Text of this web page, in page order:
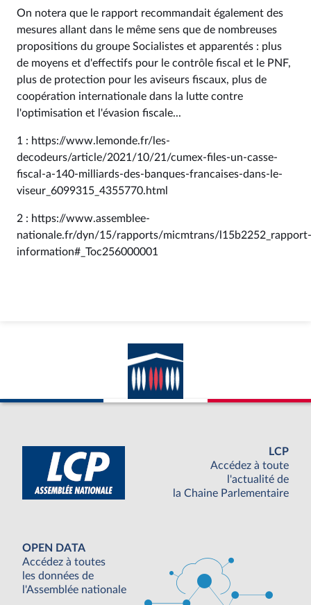
On notera que le rapport recommandait également des
mesures allant dans le même sens que de nombreuses
propositions du groupe Socialistes et apparentés : plus
de moyens et d'effectifs pour le contrôle fiscal et le PNF,
plus de protection pour les aviseurs fiscaux, plus de
coopération internationale dans la lutte contre
l'optimisation et l'évasion fiscale...
1 : https://www.lemonde.fr/les-
decodeurs/article/2021/10/21/cumex-files-un-casse-
fiscal-a-140-milliards-des-banques-francaises-dans-le-
viseur_6099315_4355770.html
2 : https://www.assemblee-
nationale.fr/dyn/15/rapports/micmtrans/l15b2252_rapport-
information#_Toc256000001
LCP
Accédez à toute
l'actualité de
la Chaine Parlementaire
OPEN DATA
Accédez à toutes
les données de
l'Assemblée nationale